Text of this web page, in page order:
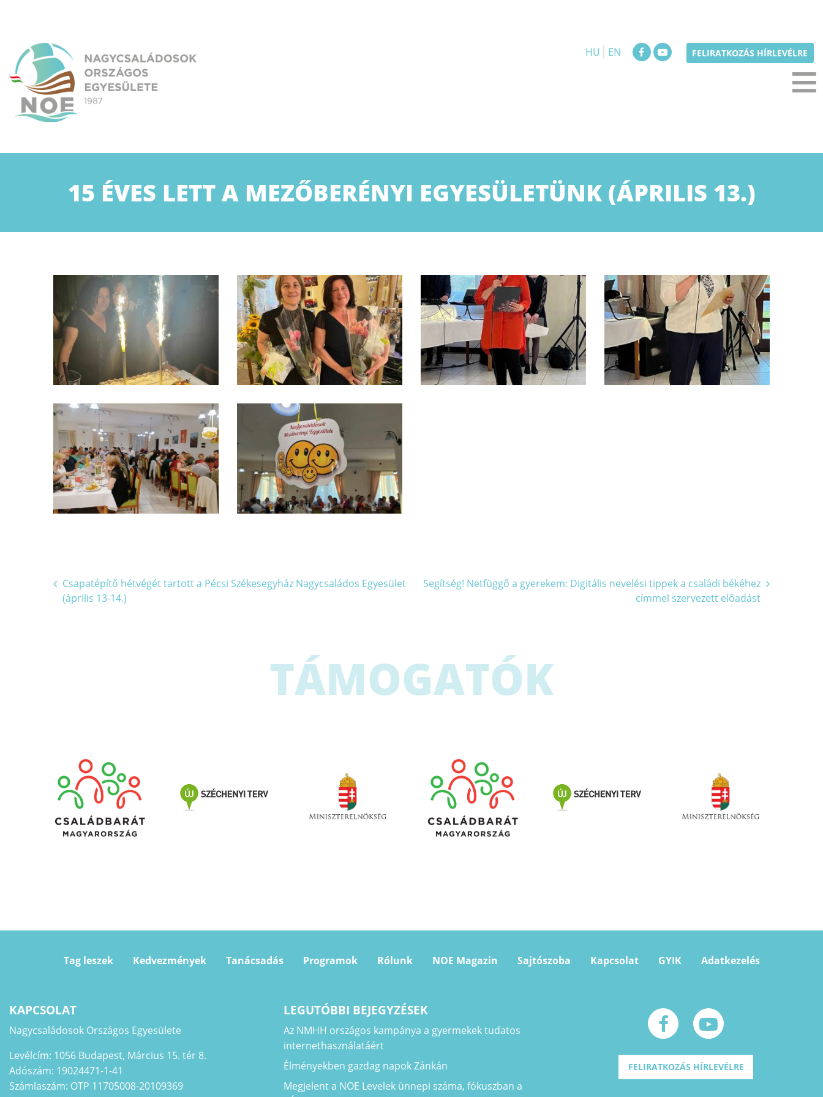
HU EN FELIRATKOZÁS HÍRLEVÉLRE
≡
15 ÉVES LETT A MEZŐBERÉNYI EGYESÜLETÜNK (ÁPRILIS 13.)
Bejegyzés
navigáció
Csapatépítő hétvégét tartott a Pécsi Székesegyház Nagycsaládos Egyesület
(április 13-14.)
Segítség! Netfüggő a gyerekem: Digitális nevelési tippek a családi békéhez
címmel szervezett előadást
TÁMOGATÓK
Tag leszek Kedvezmények Tanácsadás Programok Rólunk NOE Magazin Sajtószoba Kapcsolat GYIK Adatkezelés
KAPCSOLAT
Nagycsaládosok Országos Egyesülete
Levélcím: 1056 Budapest, Március 15. tér 8.
Adószám: 19024471-1-41
Számlaszám: OTP 11705008-20109369
LEGUTÓBBI BEJEGYZÉSEK
Az NMHH országos kampánya a gyermekek tudatos
internethasználatáért
Élményekben gazdag napok Zánkán
Megjelent a NOE Levelek ünnepi száma, fókuszban a
FELIRATKOZÁS HÍRLEVÉLRE